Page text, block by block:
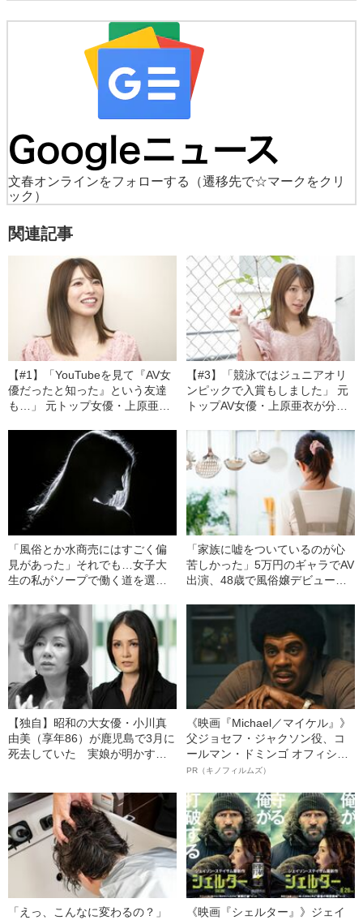
文春オンラインをフォローする
（遷移先で☆マークをクリ
ック）
関連記事
【#1】「YouTubeを見て『AV女
優だったと知った』という友達
も…」 元トップ女優・上原亜衣
【#3】「競泳ではジュニアオリ
ンピックで入賞もしました」 元
トップAV女優・上原亜衣が分析
「風俗とか水商売にはすごく偏
見があった」それでも…女子大
生の私がソープで働く道を選ん
「家族に嘘をついているのが心
苦しかった」5万円のギャラでAV
出演、48歳で風俗嬢デビューし
【独自】昭和の大女優・小川真
由美（享年86）が鹿児島で3月に
死去していた 実娘が明かす
《映画『Michael／マイケル』》
父ジョセフ・ジャクソン役、コ
ールマン・ドミンゴ オフィシャ
ルインタビュー“観客を魅了した
語る”《日本興収70億円突破》
PR（キノフィルムズ）
「えっ、こんなに変わるの？」
《映画『シェルター』》ジェイ